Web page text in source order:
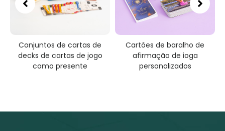
Conjuntos de cartas de
decks de cartas de jogo
como presente
Cartões de baralho de
afirmação de ioga
personalizados